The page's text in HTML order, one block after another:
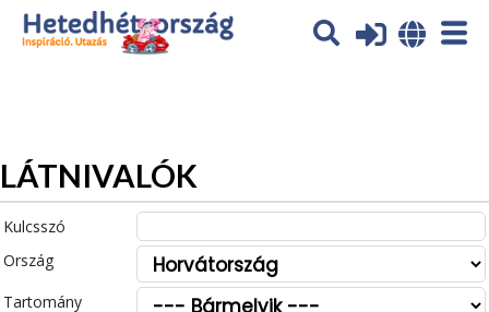
Az oldal sütiket (cookies) használ. További tájékoztatás itt:
Adatvédelmi tájékoztató
LÁTNIVALÓK
Kulcsszó
Ország
Tartomány